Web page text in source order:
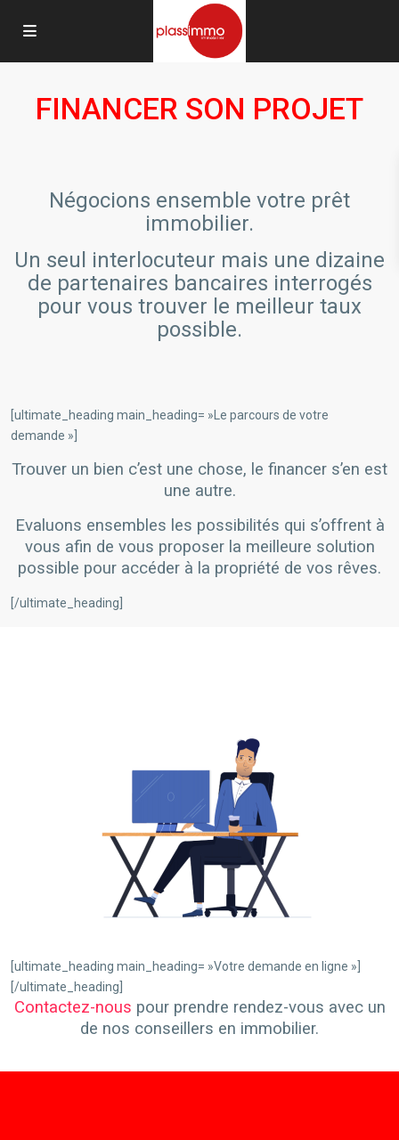
FINANCER SON PROJET
Négocions ensemble votre prêt
immobilier.
Un seul interlocuteur mais une dizaine
de partenaires bancaires interrogés
pour vous trouver le meilleur taux
possible.
[ultimate_heading main_heading= »Le parcours de votre
demande »]
Trouver un bien c’est une chose, le financer s’en est
une autre.
Evaluons ensembles les possibilités qui s’offrent à
vous afin de vous proposer la meilleure solution
possible pour accéder à la propriété de vos rêves.
[/ultimate_heading]
[ultimate_heading main_heading= »Votre demande en ligne »]
[/ultimate_heading]
Contactez-nous pour prendre rendez-vous avec un
de nos conseillers en immobilier.